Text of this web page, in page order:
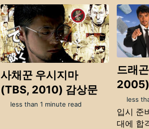
사채꾼 우시지마
(TBS, 2010) 감상문
less than 1 minute read
드래
2005)
less
입시 준
대에 합